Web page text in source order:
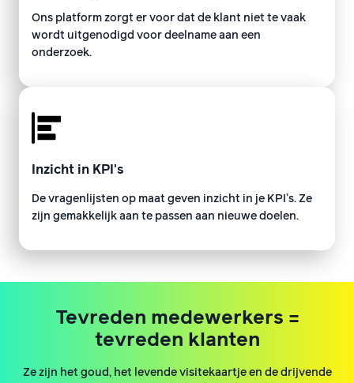
Ons platform zorgt er voor dat de klant niet te vaak
wordt uitgenodigd voor deelname aan een
onderzoek.
Inzicht in KPI's
De vragenlijsten op maat geven inzicht in je KPI’s. Ze
zijn gemakkelijk aan te passen aan nieuwe doelen.
Tevreden medewerkers =
tevreden klanten
Ze zijn het goud, het levende visitekaartje en de drijvende